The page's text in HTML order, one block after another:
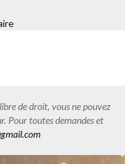
de droit, vous ne pouvez
Pour toutes demandes et